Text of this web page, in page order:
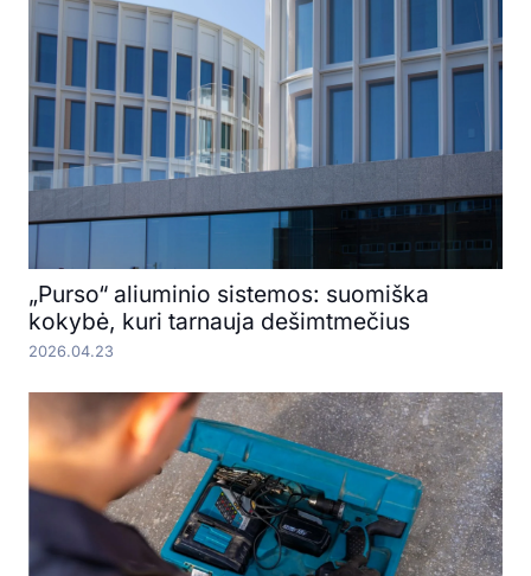
„Purso“ aliuminio sistemos: suomiška
kokybė, kuri tarnauja dešimtmečius
2026.04.23